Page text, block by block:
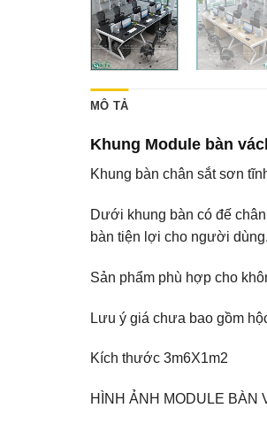
MÔ TẢ
Khung Module bàn
Khung bàn chân sắt sơn
Dưới khung bàn có đế
bàn tiện lợi cho người dùng.
Sản phẩm phù hợp cho
Lưu ý giá chưa bao gồm
Kích thước 3m6X1m2
HÌNH ẢNH MODULE BÀN